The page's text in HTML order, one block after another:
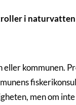
i
kommunen.
men om